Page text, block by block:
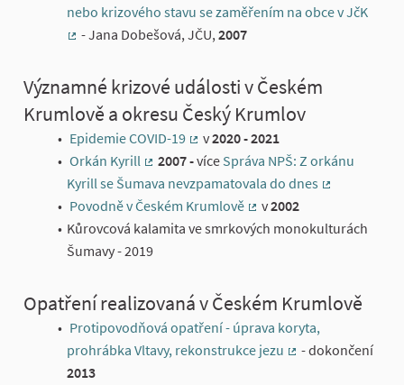
nebo krizového stavu se zaměřením na obce v JčK
- Jana Dobešová,JČU,2007
Významné krizové události v Českém
Krumlově a okresu Český Krumlov
Epidemie COVID-19
(External link)
v2020 - 2021
Orkán Kyrill
(External link)
2007 -více Správa NPŠ: Z orkánu
Kyrill se Šumava nevzpamatovala do dnes
Povodně v Českém Krumlově
(External link)
v2002
Kůrovcová kalamita ve smrkových monokulturách
Šumavy - 2019
Opatření realizovaná v Českém Krumlově
Protipovodňová opatření - úprava koryta,
prohrábka Vltavy, rekonstrukce jezu
- dokončení
2013